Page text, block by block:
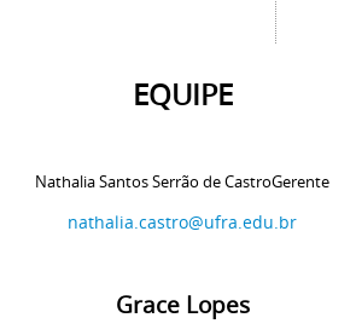
EQUIPE
Nathalia Santos Serrão de CastroGerente
nathalia.castro@ufra.edu.br
Grace Lopes